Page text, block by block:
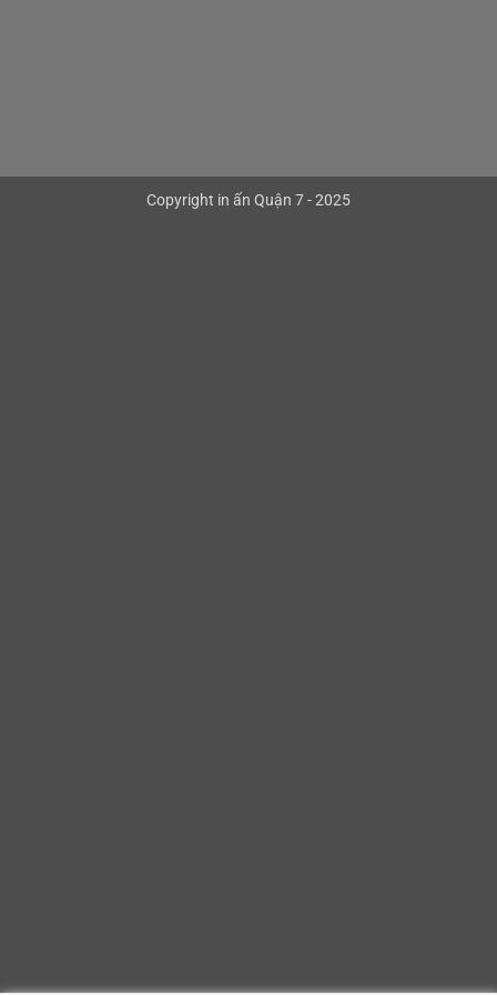
Copyright in ấn Quận 7- 2025